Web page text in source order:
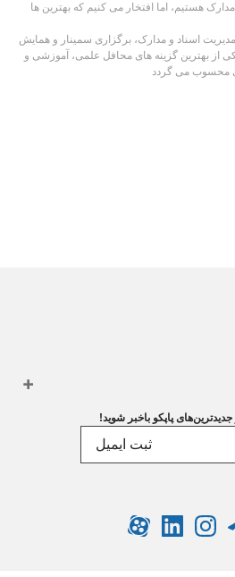
هستیم، اما افتخار می کنیم که بهترین ها
اسناد و مدارک، برگزاری سمینار و همایش
از بهترین گزینه های محافل علمی، آموزشی و
محسوب می گردد
پاپکو باخبر شوید!
ثبت ایمیل